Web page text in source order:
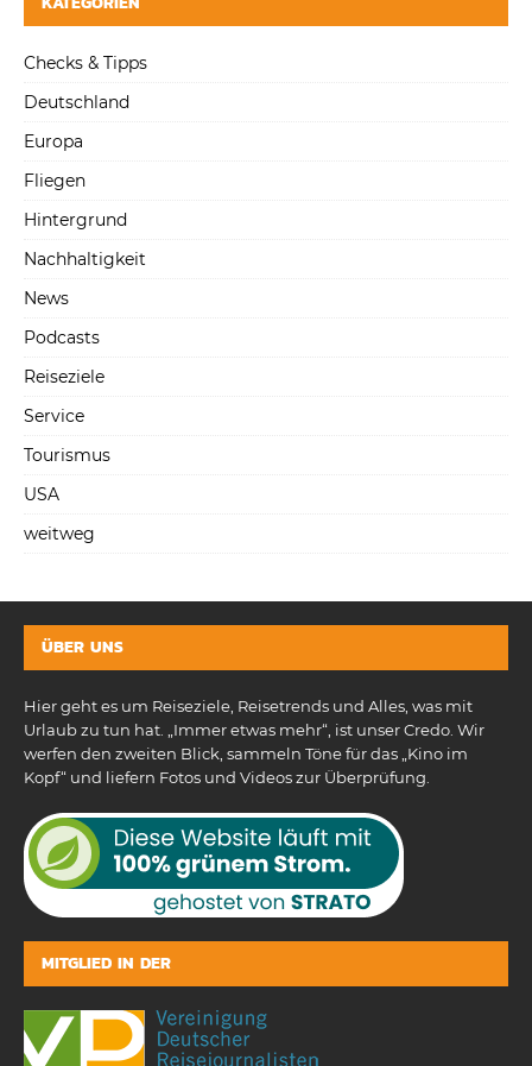
Checks & Tipps
Deutschland
Europa
Fliegen
Hintergrund
Nachhaltigkeit
News
Podcasts
Reiseziele
Service
Tourismus
USA
weitweg
ÜBER UNS
Hier geht es um Reiseziele, Reisetrends und Alles, was mit
Urlaub zu tun hat. „Immer etwas mehr“, ist unser Credo. Wir
werfen den zweiten Blick, sammeln Töne für das „Kino im
Kopf“ und liefern Fotos und Videos zur Überprüfung.
MITGLIED IN DER